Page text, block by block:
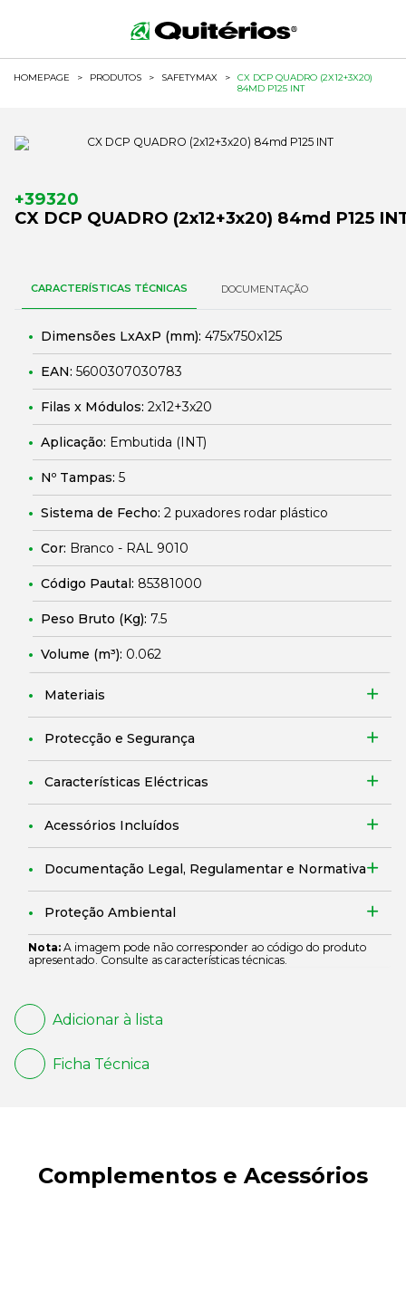
HOMEPAGE > PRODUTOS > SAFETYMAX >
CX DCP QUADRO (2X12+3X20)
84MD P125 INT
+39320
CX DCP QUADRO (2x12+3x20) 84md P125
CARACTERÍSTICAS TÉCNICAS DOCUMENTAÇÃO
Dimensões LxAxP (mm): 475x750x125
EAN: 5600307030783
Filas x Módulos: 2x12+3x20
Aplicação: Embutida (INT)
Nº Tampas: 5
Sistema de Fecho: 2 puxadores rodar plástico
Cor: Branco - RAL 9010
Código Pautal: 85381000
Peso Bruto (Kg): 7.5
Volume (m³): 0.062
Materiais
Protecção e Segurança
Características Eléctricas
Acessórios Incluídos
Documentação Legal, Regulamentar e Normativa
Proteção Ambiental
Nota: A imagem pode não corresponder ao código do produto
apresentado. Consulte as características técnicas.
Adicionar à lista
Ficha Técnica
Complementos e Acessórios